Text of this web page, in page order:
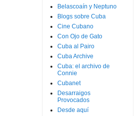
Belascoaín y Neptuno
Blogs sobre Cuba
Cine Cubano
Con Ojo de Gato
Cuba al Pairo
Cuba Archive
Cuba: el archivo de
Connie
Cubanet
Desarraigos
Provocados
Desde aquí